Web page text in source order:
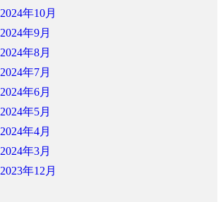
2024年10月
2024年9月
2024年8月
2024年7月
2024年6月
2024年5月
2024年4月
2024年3月
2023年12月